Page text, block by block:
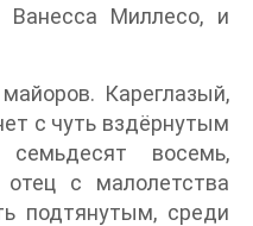
Миллесо, и
Кареглазый,
с чуть вздёрнутым
восемь,
отец с малолетства
подтянутым, среди